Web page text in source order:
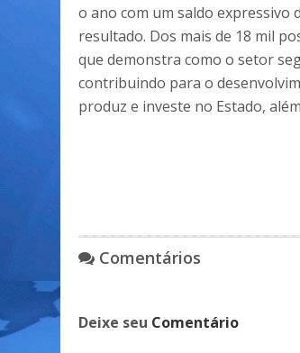
o ano com um saldo expressivo
resultado. Dos mais de 18 mil
que demonstra como o setor
contribuindo para o
produz e investe no Estado,
Comentários
Deixe seu Comentário